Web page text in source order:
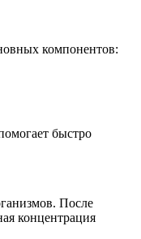
компонентов:
быстро
После
концентрация